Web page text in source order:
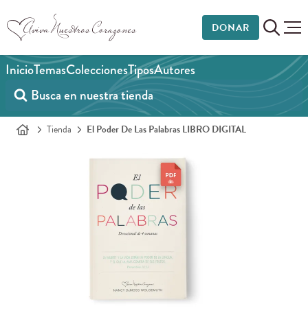
DONAR
InicioTemasColeccionesTiposAutores
Tienda El Poder De Las Palabras LIBRO DIGITAL